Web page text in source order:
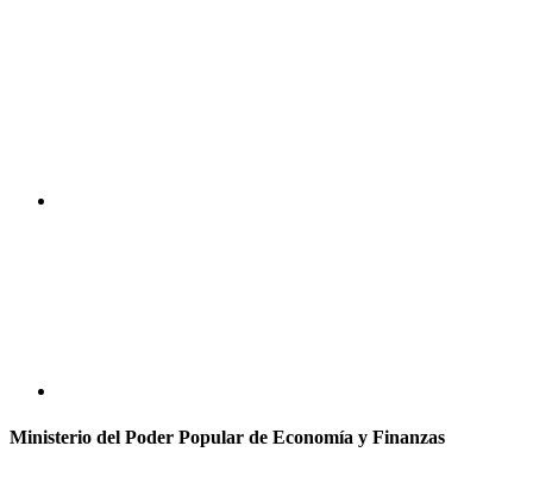
Ministerio del Poder Popular de Economía y Finanzas